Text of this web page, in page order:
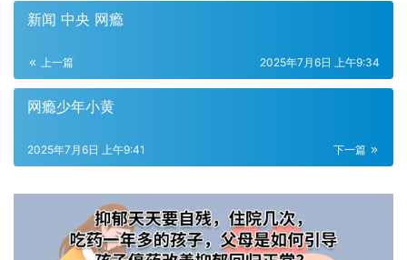
新闻 中央 网瘾
上一篇 2025年7月6日 上午9:34
网瘾少年小黄
下一篇
2025年7月6日 上午9:41